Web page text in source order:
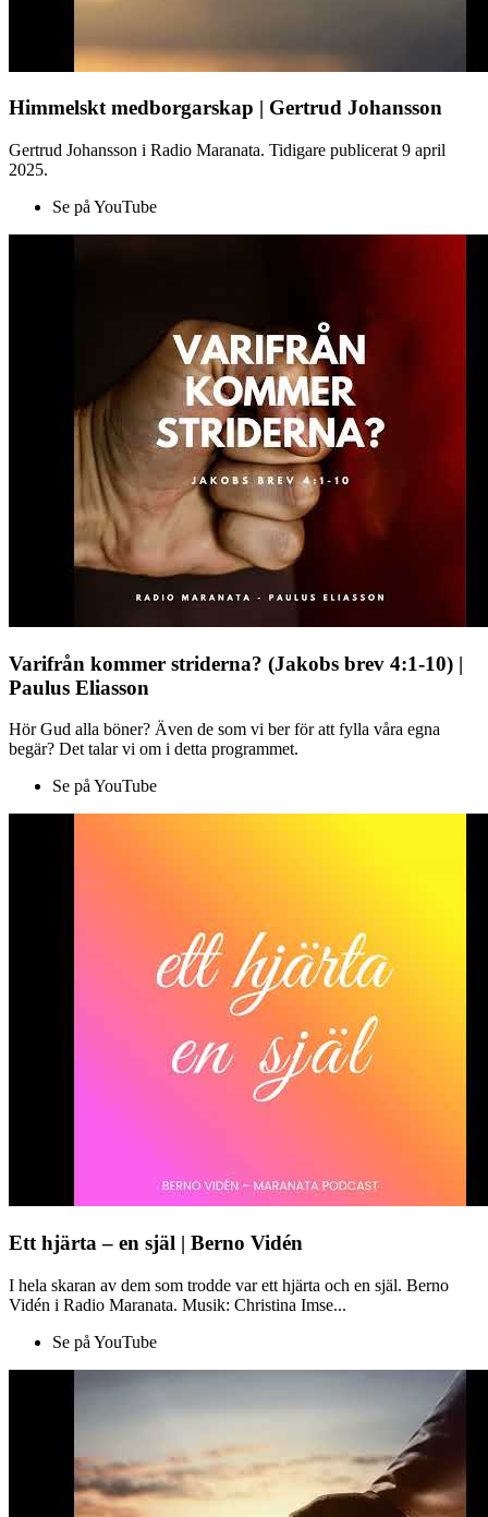
Himmelskt medborgarskap | Gertrud Johansson
Gertrud Johansson i Radio Maranata. Tidigare publicerat 9 april
2025.
Se på YouTube
Varifrån kommer striderna? (Jakobs brev 4:1-10) |
Paulus Eliasson
Hör Gud alla böner? Även de som vi ber för att fylla våra egna
begär? Det talar vi om i detta programmet.
Se på YouTube
Ett hjärta – en själ | Berno Vidén
I hela skaran av dem som trodde var ett hjärta och en själ. Berno
Vidén i Radio Maranata. Musik: Christina Imse...
Se på YouTube